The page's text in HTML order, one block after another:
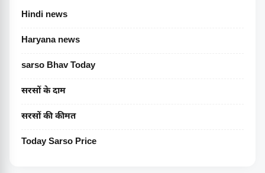
Hindi news
Haryana news
sarso Bhav Today
सरसों के दाम
सरसों की कीमत
Today Sarso Price